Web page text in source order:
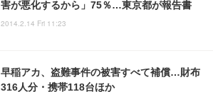
害が悪化するから」75％…東京都が報告書
2014.2.14 Fri 11:23
早稲アカ、盗難事件の被害すべて補償…財布
316人分・携帯118台ほか